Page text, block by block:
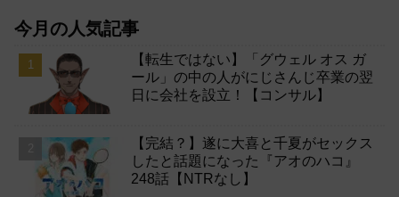
今月の人気記事
【転生ではない】「グウェル オス ガ
ール」の中の人がにじさんじ卒業の翌
日に会社を設立！【コンサル】
【完結？】遂に大喜と千夏がセックス
したと話題になった『アオのハコ』
248話【NTRなし】